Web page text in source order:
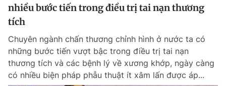
Chuyên mục
Chuyên mục khác
Chào ngày mới Tin 24h
Đổi mật khẩu
Tin đã xem
Đăng xuất
nhiều bước tiến trong điều trị tai nạn thương
tích
Chuyên ngành chấn thương chỉnh hình ở nước ta có
những bước tiến vượt bậc trong điều trị tai nạn
thương tích và các bệnh lý về xương khớp, ngày càng
có nhiều biện pháp phẫu thuật ít xâm lấn được áp...